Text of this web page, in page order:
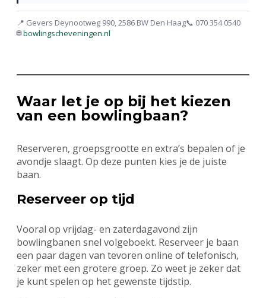
📍 Gevers Deynootweg 990, 2586 BW Den Haag📞 070 354 0540
🌐bowlingscheveningen.nl
Waar let je op bij het kiezen
van een bowlingbaan?
Reserveren, groepsgrootte en extra’s bepalen of je
avondje slaagt. Op deze punten kies je de juiste
baan.
Reserveer op tijd
Vooral op vrijdag- en zaterdagavond zijn
bowlingbanen snel volgeboekt. Reserveer je baan
een paar dagen van tevoren online of telefonisch,
zeker met een grotere groep. Zo weet je zeker dat
je kunt spelen op het gewenste tijdstip.